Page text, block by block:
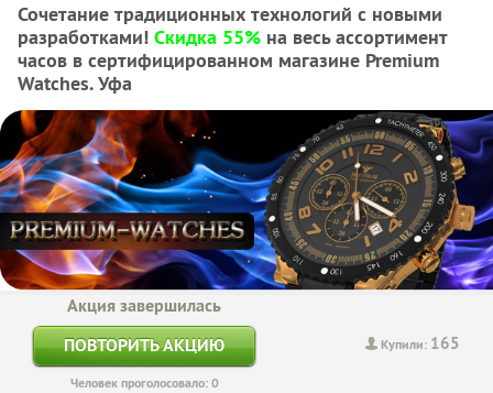
Сочетание традиционных технологий с новыми
разработками! Скидка 55% на весь ассортимент
часов в сертифицированном магазине Premium
Watches. Уфа
Купили: 165
Акция завершилась
ПОВТОРИТЬ АКЦИЮ
Человек проголосовало: 0